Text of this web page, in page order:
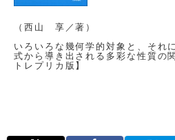
（西山 享／著）
いろいろな幾何学的対象と、それ
式から導き出される多彩な性質の
トレプリカ版】